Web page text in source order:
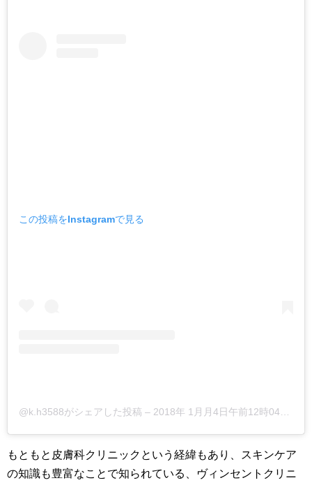
この投稿をInstagramで見る
@k.h3588がシェアした投稿 – 2018年 1月月4日午前12時04分PST
もともと皮膚科クリニックという経緯もあり、スキンケア
の知識も豊富なことで知られている、ヴィンセントクリニ